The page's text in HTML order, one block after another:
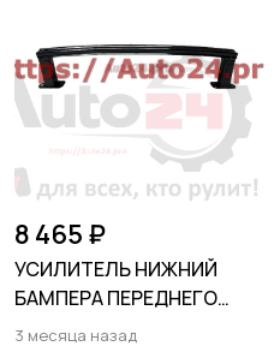
8 465 ₽
УСИЛИТЕЛЬ НИЖНИЙ
БАМПЕРА ПЕРЕДНЕГО
BUICK ENCORE 2016-2023
3 месяца назад